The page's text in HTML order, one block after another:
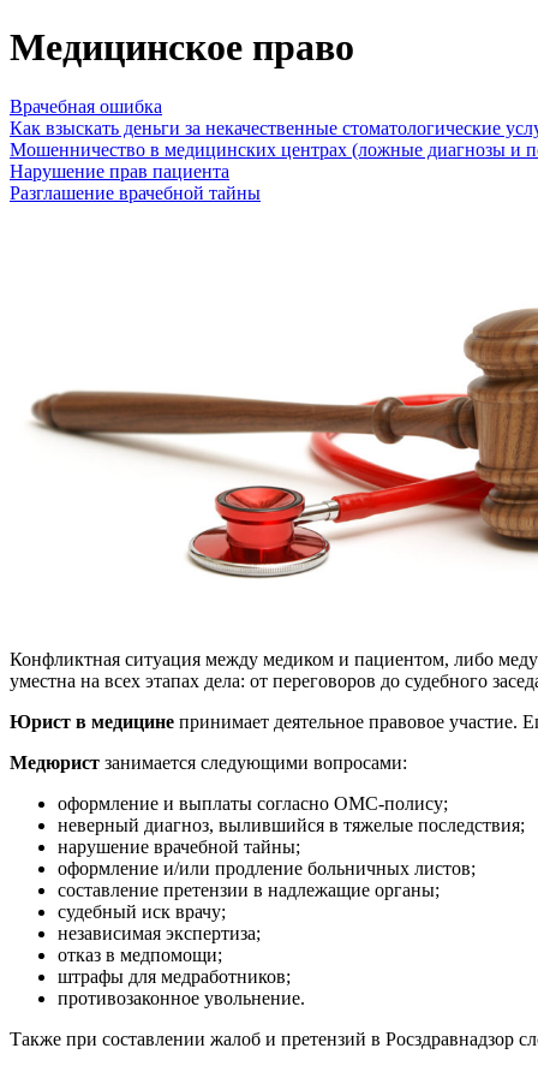
Медицинское право
Врачебная ошибка
Как взыскать деньги за некачественные стоматологические
Мошенничество в медицинских центрах (ложные диагнозы и
Нарушение прав пациента
Разглашение врачебной тайны
Конфликтная ситуация между медиком и пациентом, либо
уместна на всех этапах дела: от переговоров до судебного
Юрист в медицине принимает деятельное правовое участие.
Медюрист занимается следующими вопросами:
оформление и выплаты согласно ОМС-полису;
неверный диагноз, вылившийся в тяжелые последствия;
нарушение врачебной тайны;
оформление и/или продление больничных листов;
составление претензии в надлежащие органы;
судебный иск врачу;
независимая экспертиза;
отказ в медпомощи;
штрафы для медработников;
противозаконное увольнение.
Также при составлении жалоб и претензий в Росздравнадзор